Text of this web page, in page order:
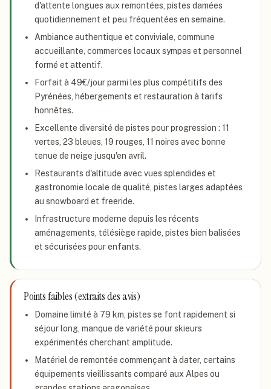
d'attente longues aux remontées, pistes damées
quotidiennement et peu fréquentées en semaine.
Ambiance authentique et conviviale, commune
accueillante, commerces locaux sympas et personnel
formé et attentif.
Forfait à 49€/jour parmi les plus compétitifs des
Pyrénées, hébergements et restauration à tarifs
honnêtes.
Excellente diversité de pistes pour progression : 11
vertes, 23 bleues, 19 rouges, 11 noires avec bonne
tenue de neige jusqu'en avril.
Restaurants d'altitude avec vues splendides et
gastronomie locale de qualité, pistes larges adaptées
au snowboard et freeride.
Infrastructure moderne depuis les récents
aménagements, télésiège rapide, pistes bien balisées
et sécurisées pour enfants.
Points faibles (extraits des avis)
Domaine limité à 79 km, pistes se font rapidement si
séjour long, manque de variété pour skieurs
expérimentés cherchant amplitude.
Matériel de remontée commençant à dater, certains
équipements vieillissants comparé aux Alpes ou